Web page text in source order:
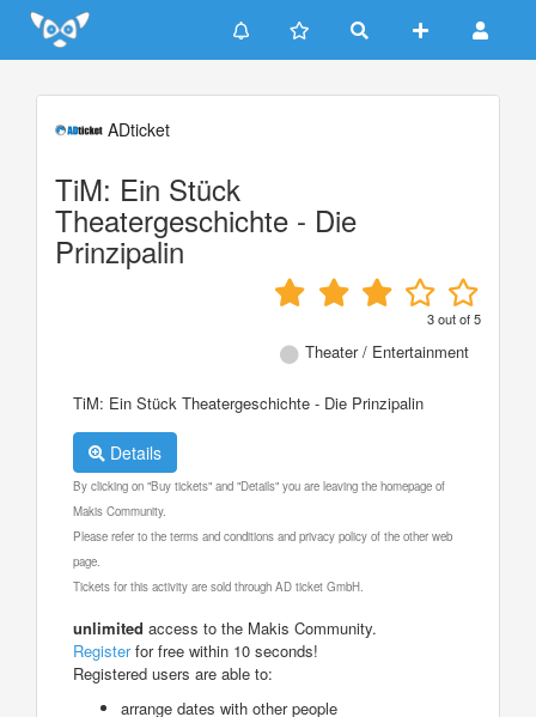
Update cookies preferences
ADticket
TiM: Ein Stück
Theatergeschichte - Die
Prinzipalin
3out of5
Theater / Entertainment
TiM: Ein Stück Theatergeschichte - Die Prinzipalin
Details
By clicking on "Buy tickets" and "Details" you are leaving the homepage of
Makis Community.
Please refer to the terms and conditions and privacy policy of the other web
page.
Tickets for this activity are sold through AD ticket GmbH.
unlimited access to the Makis Community.
Registerfor free within 10 seconds!
Registered users are able to:
arrange dates with other people